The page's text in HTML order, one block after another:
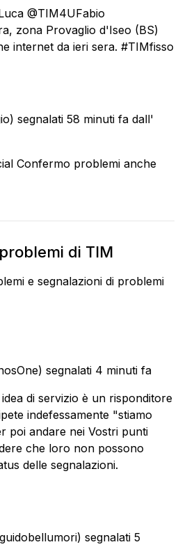
@TIM4UFabio
zona Provaglio d'Iseo (BS)
internet da ieri sera. #TIMfisso
segnalati 58 minuti fa dall'
Confermo problemi anche
di TIM
e segnalazioni di problemi
segnalati 4 minuti fa
di servizio è un risponditore
indefessamente "stiamo
poi andare nei Vostri punti
che loro non possono
delle segnalazioni.
segnalati 5